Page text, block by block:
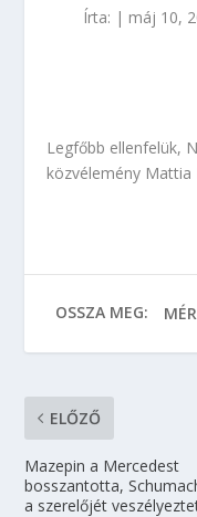
Írta: | máj 10,
Legfőbb ellenfelük,
közvélemény
OSSZA MEG:
ELŐZŐ
Mazepin a Mercedest
bosszantotta,
a szerelőjét